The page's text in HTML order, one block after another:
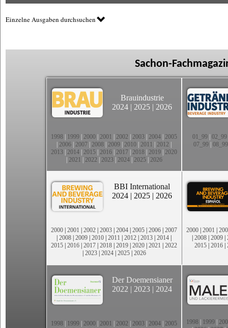
Einzelne Ausgaben durchsuchen
Sachon-
Brauindustrie
2024 | 2025 | 2026
1998 1999 2000 2001 2002 2003 2004 2005
2006 2007 2008 2009 2010 2011 2012
2013 2014 2015 2016 2017 2018 2019 2020
2021 2022 2023| 2024| 2025| 2026
01_99| 02_99
07_99 08_99
BBI International
2024 | 2025 | 2026
2000 | 2001 | 2002 | 2003 | 2004 | 2005 | 2006 | 2007
| 2008 | 2009 | 2010 | 2011 | 2012 | 2013 | 2014 |
2015 | 2016 | 2017 | 2018 | 2019 | 2020 | 2021 | 2022
| 2023| 2024| 2025| 2026
2000 | 2001 |
| 2008 | 2009 |
2015 | 2016 |
Der Doemensianer
2022 | 2023 | 2024
1998 1999 2000 2001 2002 2003 2004 2005
1998 1999